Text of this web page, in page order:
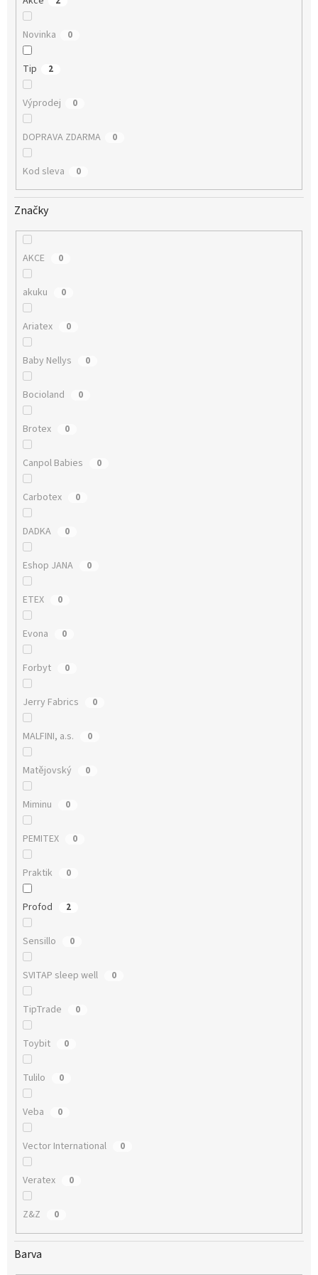
Novinka 0
Tip 2
Výprodej 0
DOPRAVA ZDARMA 0
Kod sleva 0
Značky
AKCE 0
akuku 0
Ariatex 0
Baby Nellys 0
Bocioland 0
Brotex 0
Canpol Babies 0
Carbotex 0
DADKA 0
Eshop JANA 0
ETEX 0
Evona 0
Forbyt 0
Jerry Fabrics 0
MALFINI, a.s. 0
Matějovský 0
Miminu 0
PEMITEX 0
Praktik 0
Profod 2
Sensillo 0
SVITAP sleep well 0
TipTrade 0
Toybit 0
Tulilo 0
Veba 0
Vector International 0
Veratex 0
Z&Z 0
Barva